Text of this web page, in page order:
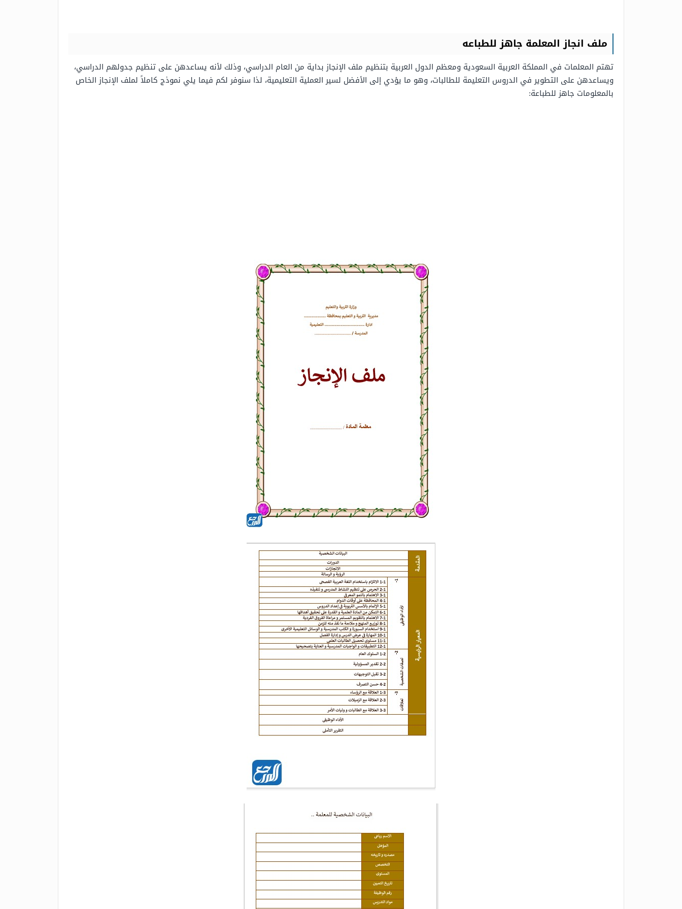
ملف انجاز المعلمة جاهز للطباعه
تهتم المعلمات في المملكة العربية السعودية ومعظم الدول العربية بتنظيم ملف الإنجاز بداية من العام الدراسي، وذلك لأنه يساعدهن على تنظيم جدولهم الدراسي،
ويساعدهن على التطوير في الدروس التعليمة للطالبات، وهو ما يؤدي إلى الأفضل لسير العملية التعليمية، لذا سنوفر لكم فيما يلي نموذج كاملاً لملف الإنجاز الخاص
بالمعلومات جاهز للطباعة: